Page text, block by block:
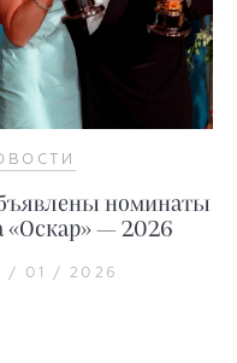
номинаты
«Оскар» — 2026
/ 01 / 2026